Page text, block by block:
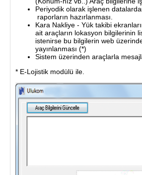
Periyodik olarak işlenen
raporların hazırlanması.
Kara Nakliye - Yük takibi
ait araçların lokasyon bilgilerinin
istenirse bu bilgilerin web
yayınlanması (*)
Sistem üzerinden araçlarla
* E-Lojistik modülü ile.